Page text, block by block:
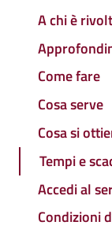
A chi è
Come fare
Cosa serve
Cosa si
Tempi e
Accedi al
Condizioni